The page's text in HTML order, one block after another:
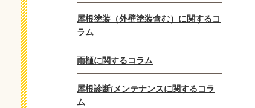
屋根塗装（外壁塗装含む）に関するコ
ラム
雨樋に関するコラム
屋根診断/メンテナンスに関するコラ
ム